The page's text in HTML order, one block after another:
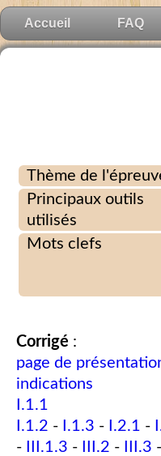
Accueil FAQ
Thème de
Principaux outils
utilisés
Mots clefs
Corrigé :
page de
indications
I.1.1
I.1.2 - I.1.3 - I.2.1 -
-
III.1.3 - III.2 - III.3 -